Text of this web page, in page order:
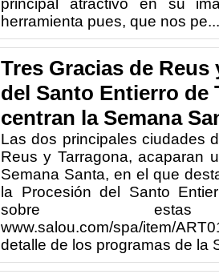
principal atractivo en su
herramienta pues, que nos pe...
Tres Gracias de
del Santo Entierro de
centran la Semana
Las dos principales ciudades
Reus y Tarragona, acaparan
Semana Santa, en el que
la Procesión del Santo
sobre estas
www.salou.com/spa/item/
detalle de los programas de la